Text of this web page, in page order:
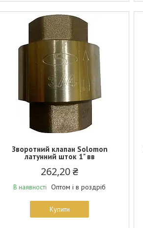
Зворотний клапан Solomon
латунний шток 1" вв
262,20 ₴
В наявності Оптом і в роздріб
Купити